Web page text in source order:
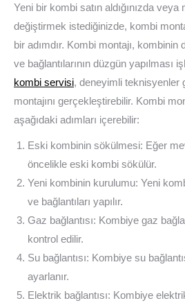
Yeni bir kombi satın aldığınızda
değiştirmek istediğinizde, kombi
bir adımdır. Kombi montajı, kombinin
ve bağlantılarının düzgün yapılması
kombi servisi, deneyimli teknisyenler
montajını gerçekleştirebilir. Kombi
aşağıdaki adımları içerebilir:
Eski kombinin sökülmesi: Eğer
öncelikle eski kombi sökülür.
Yeni kombinin kurulumu: Yeni
ve bağlantıları yapılır.
Gaz bağlantısı: Kombiye gaz
kontrol edilir.
Su bağlantısı: Kombiye su
ayarlanır.
Elektrik bağlantısı: Kombiye